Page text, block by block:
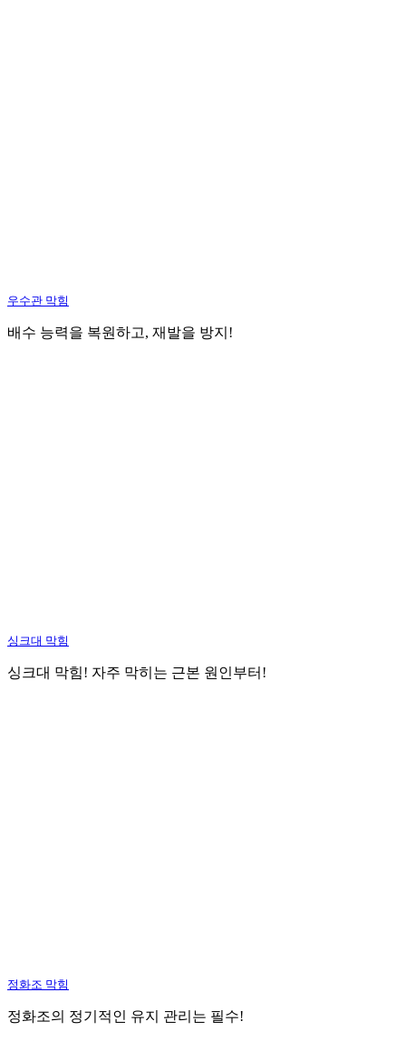
우수관 막힘
배수 능력을 복원하고, 재발을 방지!
싱크대 막힘
싱크대 막힘! 자주 막히는 근본 원인부터!
정화조 막힘
정화조의 정기적인 유지 관리는 필수!